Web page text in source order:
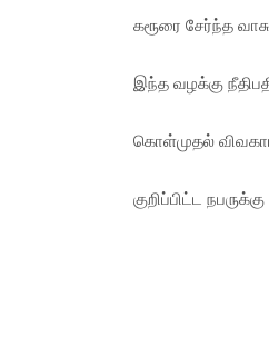
கரூரை சேர்ந்த
இந்த வழக்கு
கொள்முதல்
குறிப்பிட்ட